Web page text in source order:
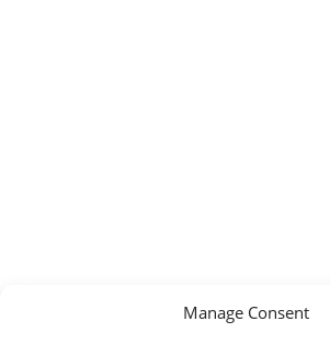
Manage Consent